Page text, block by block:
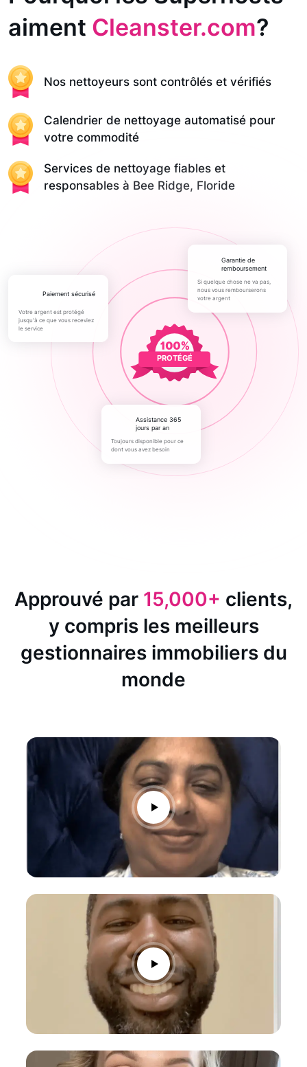
aiment Cleanster.com?
Nos nettoyeurs sont contrôlés et vérifiés
Calendrier de nettoyage automatisé pour
votre commodité
Services de nettoyage fiables et
responsables à Bee Ridge, Floride
PROTÉGÉ
paiement sécurisé
Votre argent est protégé
jusqu'à ce que vous receviez
le service
Garantie de
remboursement
Si quelque chose ne va pas,
nous vous rembourserons
votre argent
Assistance 365
jours par an
Toujours disponible pour ce
dont vous avez besoin
Approuvé par 15,000+ clients,
y compris les meilleurs
gestionnaires immobiliers du
monde